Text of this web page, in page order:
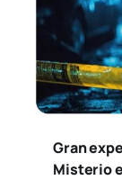
Gran
Misterio